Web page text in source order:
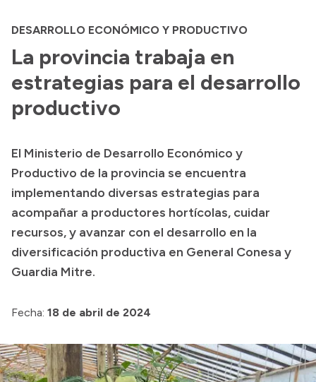
Autoridades
Delegaciones
Normativa
Presupuesto
Boletín Oficial
Compras y licitaciones
Consulta de expedientes
Consulta de pago a proveedores
Convocatorias
DESARROLLO ECONÓMICO Y PRODUCTIVO
La provincia trabaja en
estrategias para el desarrollo
productivo
El Ministerio de Desarrollo Económico y
Productivo de la provincia se encuentra
implementando diversas estrategias para
acompañar a productores hortícolas, cuidar
recursos, y avanzar con el desarrollo en la
diversificación productiva en General Conesa y
Guardia Mitre.
Fecha: 18 de abril de 2024